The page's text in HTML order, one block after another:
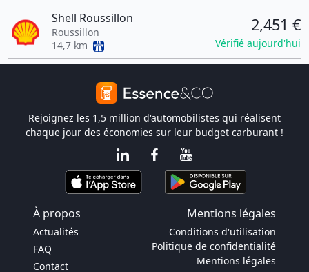
Shell Roussillon
Roussillon
14,7 km
2,451 €
Vérifié aujourd'hui
Rejoignez les 1,5 million d'automobilistes qui réalisent
chaque jour des économies sur leur budget carburant !
À propos Mentions légales
Actualités
FAQ
Contact
Conditions d'utilisation
Politique de confidentialité
Mentions légales